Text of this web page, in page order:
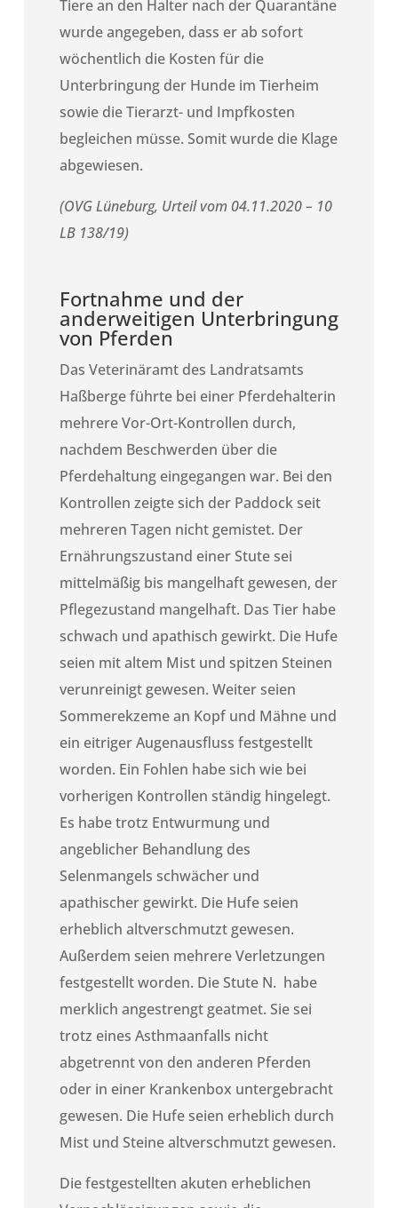
Tiere an den Halter nach der Quarantäne
wurde angegeben, dass er ab sofort
wöchentlich die Kosten für die
Unterbringung der Hunde im Tierheim
sowie die Tierarzt- und Impfkosten
begleichen müsse. Somit wurde die Klage
abgewiesen.
(OVG Lüneburg, Urteil vom 04.11.2020 – 10
LB 138/19)
Fortnahme und der
anderweitigen Unterbringung
von Pferden
Das Veterinäramt des Landratsamts
Haßberge führte bei einer Pferdehalterin
mehrere Vor-Ort-Kontrollen durch,
nachdem Beschwerden über die
Pferdehaltung eingegangen war. Bei den
Kontrollen zeigte sich der Paddock seit
mehreren Tagen nicht gemistet. Der
Ernährungszustand einer Stute sei
mittelmäßig bis mangelhaft gewesen, der
Pflegezustand mangelhaft. Das Tier habe
schwach und apathisch gewirkt. Die Hufe
seien mit altem Mist und spitzen Steinen
verunreinigt gewesen. Weiter seien
Sommerekzeme an Kopf und Mähne und
ein eitriger Augenausfluss festgestellt
worden. Ein Fohlen habe sich wie bei
vorherigen Kontrollen ständig hingelegt.
Es habe trotz Entwurmung und
angeblicher Behandlung des
Selenmangels schwächer und
apathischer gewirkt. Die Hufe seien
erheblich altverschmutzt gewesen.
Außerdem seien mehrere Verletzungen
festgestellt worden. Die Stute N. habe
merklich angestrengt geatmet. Sie sei
trotz eines Asthmaanfalls nicht
abgetrennt von den anderen Pferden
oder in einer Krankenbox untergebracht
gewesen. Die Hufe seien erheblich durch
Mist und Steine altverschmutzt gewesen.
Die festgestellten akuten erheblichen